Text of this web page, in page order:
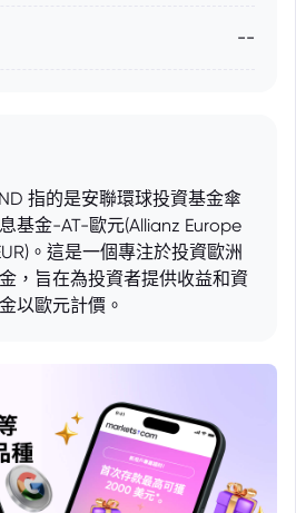
--
指的是安聯環球投資基金傘
基金-AT-歐元(Allianz Europe
。這是一個專注於投資歐洲
，旨在為投資者提供收益和資
以歐元計價。